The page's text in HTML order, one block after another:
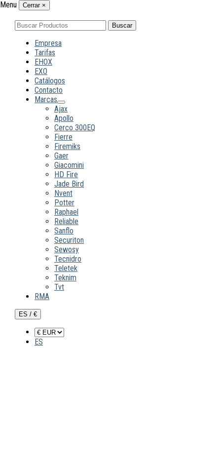
Menu Cerrar ×
Buscar
por:
Buscar
Empresa
Tarifas
EHOX
EXO
Catálogos
Contacto
Marcas
Ajax
Apollo
Cerco 300EQ
Fierre
Firemiks
Gaer
Giacomini
HD Fire
Jade Bird
Nvent
Potter
Raphael
Reliable
Sanflo
Securiton
Sewosy
Tecnidro
Teletek
Teknim
Tvt
RMA
ES / €
ES